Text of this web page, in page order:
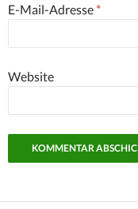
E-Mail-Adresse *
Website